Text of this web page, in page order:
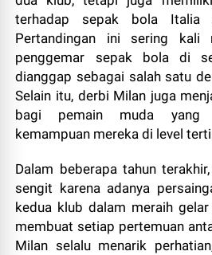
terhadap sepak bola Italia
Pertandingan ini sering kali
penggemar sepak bola di
dianggap sebagai salah satu
Selain itu, derbi Milan juga
bagi pemain muda yang
kemampuan mereka di level
Dalam beberapa tahun
sengit karena adanya
kedua klub dalam meraih
membuat setiap pertemuan
Milan selalu menarik